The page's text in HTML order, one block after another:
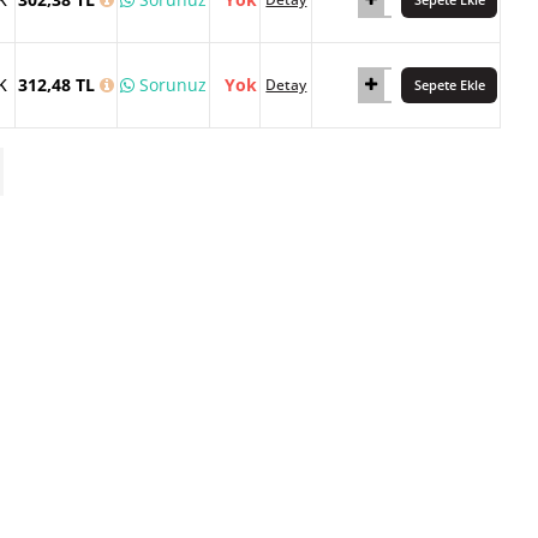
312,48 TL Sorunuz Yok Detay Sepete Ekle